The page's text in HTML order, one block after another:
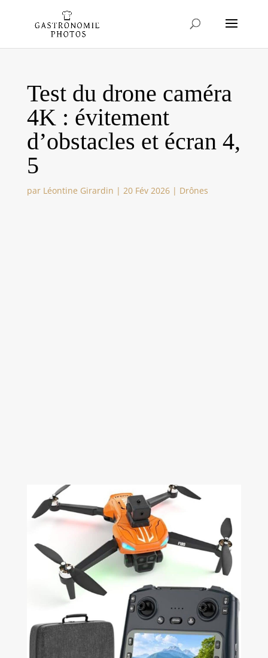
Test du drone caméra
4K : évitement
d’obstacles et écran 4,
5
par Léontine Girardin | 20 Fév 2026| Drônes